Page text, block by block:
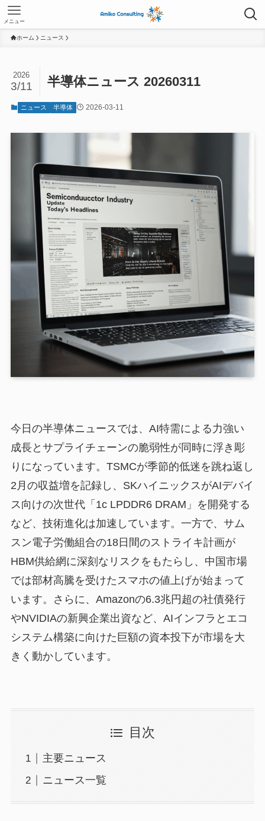
メニュー
ホーム ニュース
半導体ニュース 20260311
2026
3/11
ニュース 半導体 2026-03-11
今日の半導体ニュースでは、AI特需による力強い
成長とサプライチェーンの脆弱性が同時に浮き彫
りになっています。TSMCが季節的低迷を跳ね返し
2月の収益増を記録し、SKハイニックスがAIデバイ
ス向けの次世代「1c LPDDR6 DRAM」を開発する
など、技術進化は加速しています。一方で、サム
スン電子労働組合の18日間のストライキ計画が
HBM供給網に深刻なリスクをもたらし、中国市場
では部材高騰を受けたスマホの値上げが始まって
います。さらに、Amazonの6.3兆円超の社債発行
やNVIDIAの新興企業出資など、AIインフラとエコ
システム構築に向けた巨額の資本投下が市場を大
きく動かしています。
目次
主要ニュース
ニュース一覧